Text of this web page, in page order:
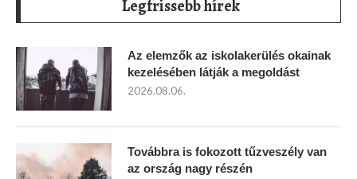
Legfrissebb hírek
Az elemzők az iskolakerülés okainak
kezelésében látják a megoldást
2026.08.06.
Továbbra is fokozott tűzveszély van
az ország nagy részén